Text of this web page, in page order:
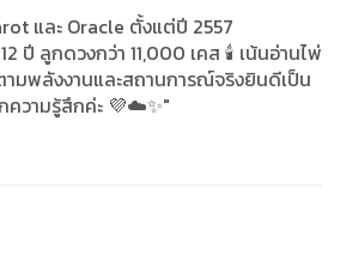
และ Oracle ตั้งแต่ปี 2557
ปี ลูกดวงกว่า 11,000 เคส 🕯️ เน้นอ่านไพ่
ามพลังงานและสถานการณ์จริงยินดีเป็น
วามรู้สึกค่ะ 💜☁️✨️"